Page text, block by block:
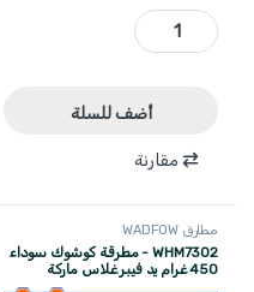
WHM7304 - مطرقة كوشوك بيضاء 450 غرام يد فيبر غلاس ماركة WADFOW quantity
أضف للسلة
مقارنة
مطارق WADFOW
WHM7302 - مطرقة كوشوك سوداء
450 غرام يد فيبر غلاس ماركة